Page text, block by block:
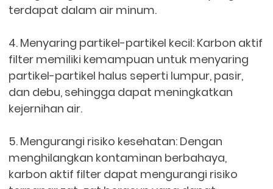
terdapat dalam air minum.
4. Menyaring partikel-partikel kecil: Karbon aktif
filter memiliki kemampuan untuk menyaring
partikel-partikel halus seperti lumpur, pasir,
dan debu, sehingga dapat meningkatkan
kejernihan air.
5. Mengurangi risiko kesehatan: Dengan
menghilangkan kontaminan berbahaya,
karbon aktif filter dapat mengurangi risiko